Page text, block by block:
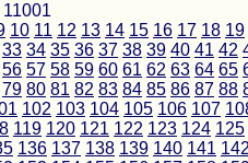
11001
10 11 12 13 14 15 16 17 18 19
33 34 35 36 37 38 39 40 41 42
56 57 58 59 60 61 62 63 64 65
79 80 81 82 83 84 85 86 87 88
102 103 104 105 106 107
119 120 121 122 123 124 125
136 137 138 139 140 141